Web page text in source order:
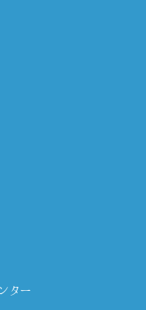
ター